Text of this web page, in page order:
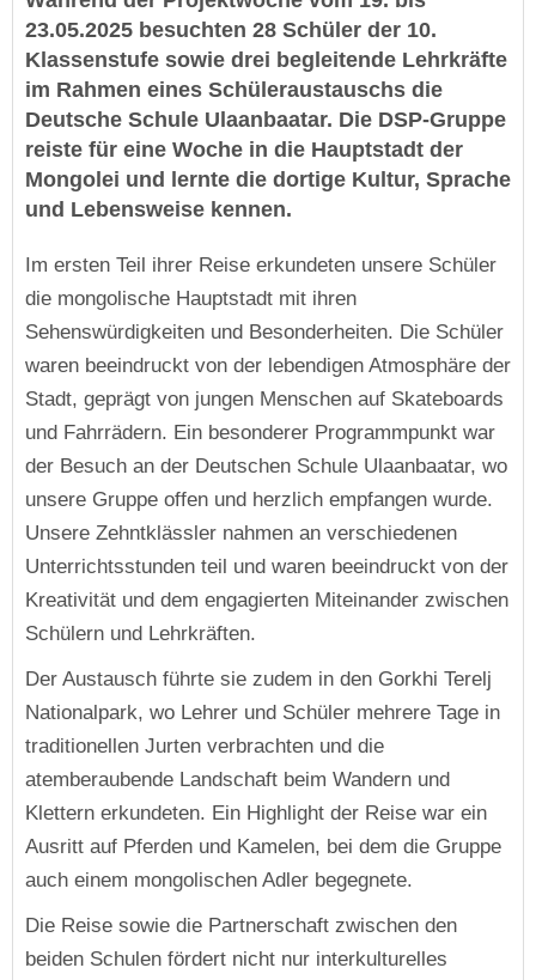
23.05.2025 besuchten 28 Schüler der 10.
Klassenstufe sowie drei begleitende Lehrkräfte
im Rahmen eines Schüleraustauschs die
Deutsche Schule Ulaanbaatar. Die DSP-Gruppe
reiste für eine Woche in die Hauptstadt der
Mongolei und lernte die dortige Kultur, Sprache
und Lebensweise kennen.
Im ersten Teil ihrer Reise erkundeten unsere Schüler
die mongolische Hauptstadt mit ihren
Sehenswürdigkeiten und Besonderheiten. Die Schüler
waren beeindruckt von der lebendigen Atmosphäre der
Stadt, geprägt von jungen Menschen auf Skateboards
und Fahrrädern. Ein besonderer Programmpunkt war
der Besuch an der Deutschen Schule Ulaanbaatar, wo
unsere Gruppe offen und herzlich empfangen wurde.
Unsere Zehntklässler nahmen an verschiedenen
Unterrichtsstunden teil und waren beeindruckt von der
Kreativität und dem engagierten Miteinander zwischen
Schülern und Lehrkräften.
Der Austausch führte sie zudem in den Gorkhi Terelj
Nationalpark, wo Lehrer und Schüler mehrere Tage in
traditionellen Jurten verbrachten und die
atemberaubende Landschaft beim Wandern und
Klettern erkundeten. Ein Highlight der Reise war ein
Ausritt auf Pferden und Kamelen, bei dem die Gruppe
auch einem mongolischen Adler begegnete.
Die Reise sowie die Partnerschaft zwischen den
beiden Schulen fördert nicht nur interkulturelles